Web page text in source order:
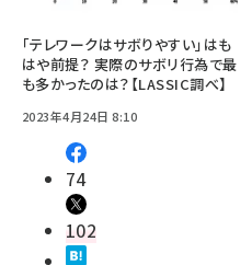
「テレワークはサボりやすい」はも
はや前提？ 実際のサボリ行為で最
も多かったのは？【LASSIC調べ】
2023年4月24日 8:10
74
102